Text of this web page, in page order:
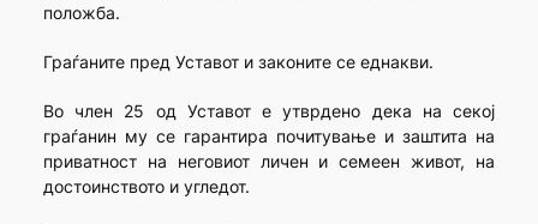
положба.
Граѓаните пред Уставот и законите се еднакви.
Во член 25 од Уставот е утврдено дека на секој
граѓанин му се гарантира почитување и заштита на
приватност на неговиот личен и семеен живот, на
достоинството и угледот.